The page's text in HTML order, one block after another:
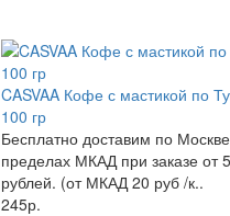
CASVAA Кофе с мастикой по
100 гр
Бесплатно доставим по
пределах МКАД при заказе от
рублей. (от МКАД 20 руб /к..
245р.